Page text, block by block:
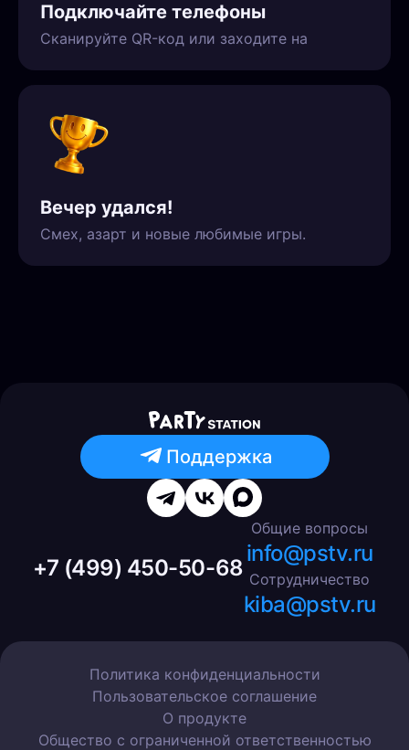
Подключайте телефоны
Сканируйте QR-код или заходите на
Вечер удался!
Смех, азарт и новые любимые игры.
+7 (499) 450-50-68
Общие вопросы
info@pstv.ru
Сотрудничество
kiba@pstv.ru
Поддержка
Общество с ограниченной ответственностью
О продукте
Пользовательское соглашение
Политика конфиденциальности